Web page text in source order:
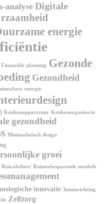
analyseDigitale
energie
Financiële planning Gezonde
Gezondheid
energie
Keukenapparatuur Keukenorganisatie
gezondheid
Minimalistisch design
groei
Risicobeheer Ruimtebesparende meubels
innovatie Tuininrichting
Zelfzorg